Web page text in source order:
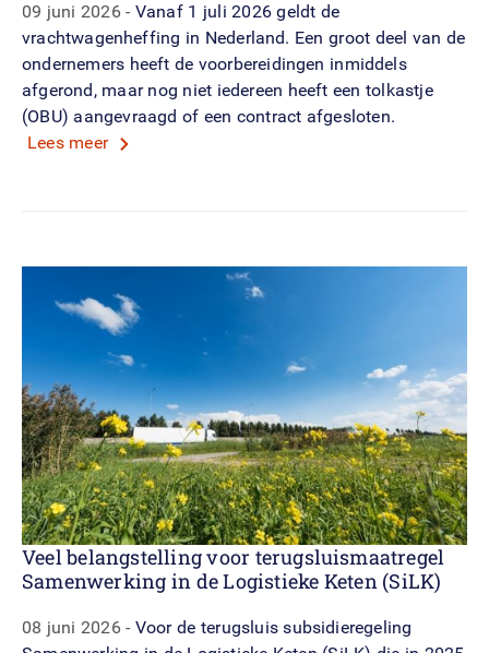
09 juni 2026
Vanaf 1 juli 2026 geldt de
vrachtwagenheffing in Nederland. Een groot deel van de
ondernemers heeft de voorbereidingen inmiddels
afgerond, maar nog niet iedereen heeft een tolkastje
(OBU) aangevraagd of een contract afgesloten.
Lees meer
Veel belangstelling voor terugsluismaatregel
Samenwerking in de Logistieke Keten (SiLK)
08 juni 2026
Voor de terugsluis subsidieregeling